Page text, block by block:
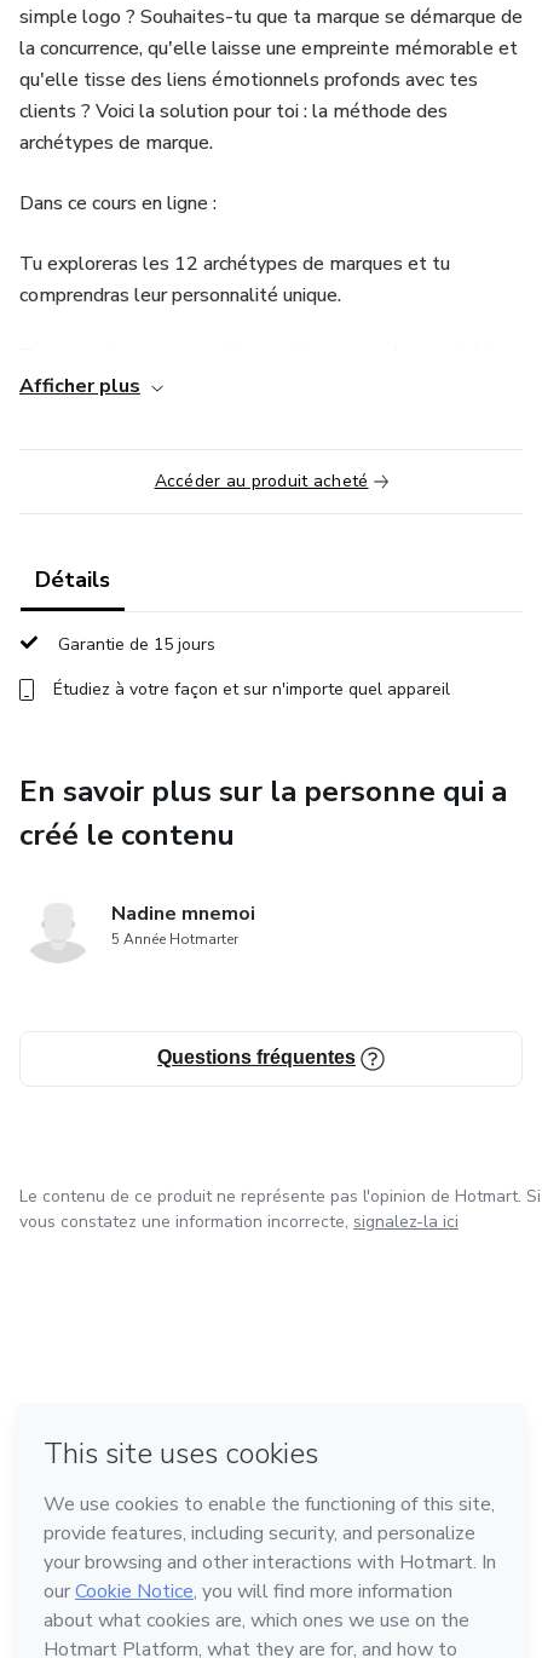
simple logo ? Souhaites-tu que ta marque se démarque de
la concurrence, qu'elle laisse une empreinte mémorable et
qu'elle tisse des liens émotionnels profonds avec tes
clients ? Voici la solution pour toi : la méthode des
archétypes de marque.
Dans ce cours en ligne :
Tu exploreras les 12 archétypes de marques et tu
comprendras leur personnalité unique.
propre marque.
Ce cours a été spécialement conçu pour les personnes qui
ont un emploi du temps chargé mais qui recherchent avant
tout la simplicité, l'efficacité, et des résultats concrets
Rejoins ce cours dès maintenant pour passer à l'action.
Afficher plus
Accéder au produit acheté
Détails
Garantie de 15 jours
Étudiez à votre façon et sur n'importe quel appareil
En savoir plus sur la personne qui a
créé le contenu
Nadine mnemoi
5 Année Hotmarter
Questions fréquentes
Le contenu de ce produit ne représente pas l'opinion de Hotmart. Si
vous constatez une information incorrecte, signalez-la ici
Fait avec ❤ à Belo Horizonte
Découvrez Hotmart
Langue